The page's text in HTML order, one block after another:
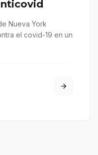
Nueva York
el covid-19 en un